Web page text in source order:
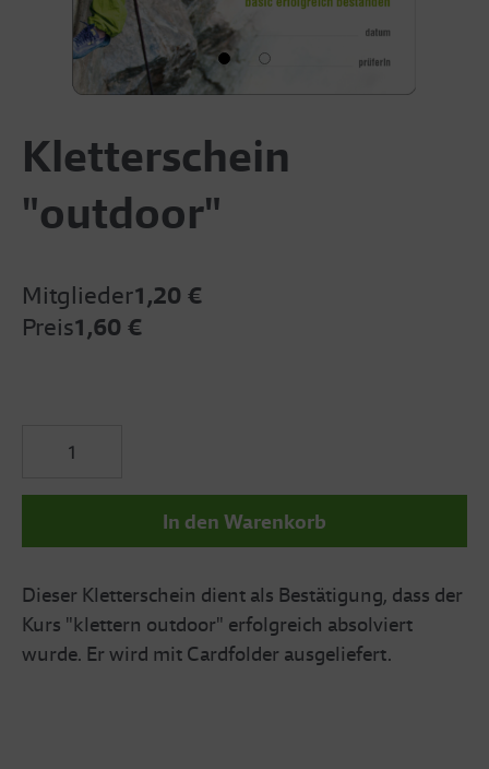
Kletterschein
"outdoor"
Mitglieder1,20 €
Preis1,60 €
In den Warenkorb
Dieser Kletterschein dient als Bestätigung, dass der
Kurs "klettern outdoor" erfolgreich absolviert
wurde. Er wird mit Cardfolder ausgeliefert.